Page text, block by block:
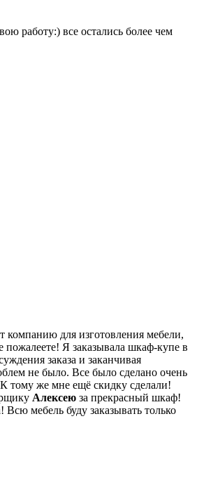
работу:) все остались более чем
компанию для изготовления мебели,
Я заказывала шкаф-купе в
заказа и заканчивая
не было. Все было сделано очень
тому же мне ещё скидку сделали!
Алексею за прекрасный шкаф!
Всю мебель буду заказывать только